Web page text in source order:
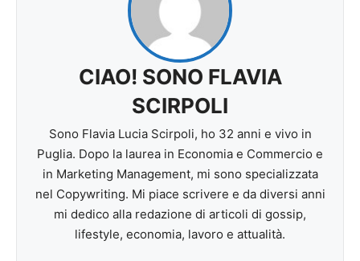
CIAO! SONO FLAVIA
SCIRPOLI
Sono Flavia Lucia Scirpoli, ho 32 anni e vivo in
Puglia. Dopo la laurea in Economia e Commercio e
in Marketing Management, mi sono specializzata
nel Copywriting. Mi piace scrivere e da diversi anni
mi dedico alla redazione di articoli di gossip,
lifestyle, economia, lavoro e attualità.